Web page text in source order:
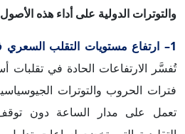
والتوترات الدولية على أداء هذه
1– ارتفاع مستويات التقلب السعري في سوق العملات الرقمية:
تُفسَّر الارتفاعات الحادة في تقلبات
فترات الحروب والتوترات
تعمل على مدار الساعة دون